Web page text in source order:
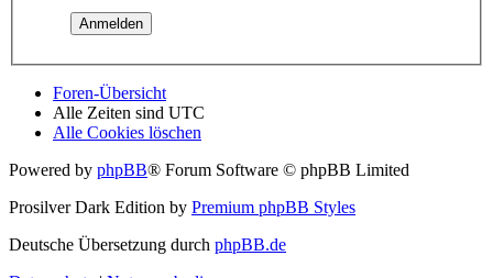
Foren-Übersicht
Alle Zeiten sind UTC
Alle Cookies löschen
Powered by phpBB® Forum Software © phpBB Limited
Prosilver Dark Edition by Premium phpBB Styles
Deutsche Übersetzung durch phpBB.de